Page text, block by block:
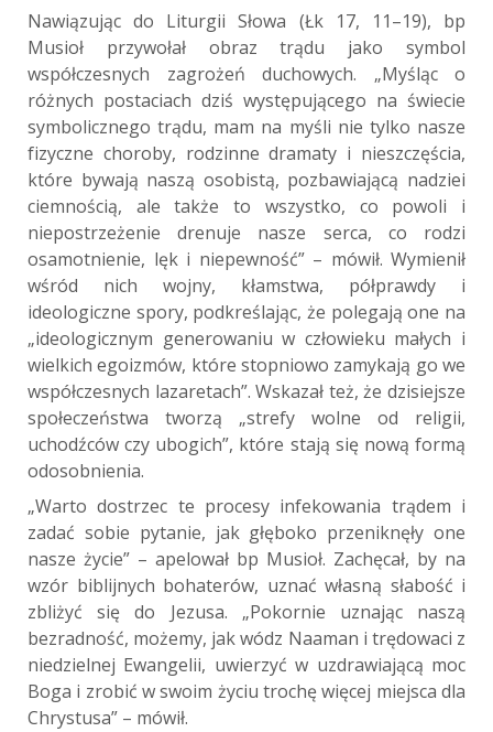
Nawiązując do Liturgii Słowa (Łk 17, 11–19), bp
Musioł przywołał obraz trądu jako symbol
współczesnych zagrożeń duchowych. „Myśląc o
różnych postaciach dziś występującego na świecie
symbolicznego trądu, mam na myśli nie tylko nasze
fizyczne choroby, rodzinne dramaty i nieszczęścia,
które bywają naszą osobistą, pozbawiającą nadziei
ciemnością, ale także to wszystko, co powoli i
niepostrzeżenie drenuje nasze serca, co rodzi
osamotnienie, lęk i niepewność” – mówił. Wymienił
wśród nich wojny, kłamstwa, półprawdy i
ideologiczne spory, podkreślając, że polegają one na
„ideologicznym generowaniu w człowieku małych i
wielkich egoizmów, które stopniowo zamykają go we
współczesnych lazaretach”. Wskazał też, że dzisiejsze
społeczeństwa tworzą „strefy wolne od religii,
uchodźców czy ubogich”, które stają się nową formą
odosobnienia.
„Warto dostrzec te procesy infekowania trądem i
zadać sobie pytanie, jak głęboko przeniknęły one
nasze życie” – apelował bp Musioł. Zachęcał, by na
wzór biblijnych bohaterów, uznać własną słabość i
zbliżyć się do Jezusa. „Pokornie uznając naszą
bezradność, możemy, jak wódz Naaman i trędowaci z
niedzielnej Ewangelii, uwierzyć w uzdrawiającą moc
Boga i zrobić w swoim życiu trochę więcej miejsca dla
Chrystusa” – mówił.